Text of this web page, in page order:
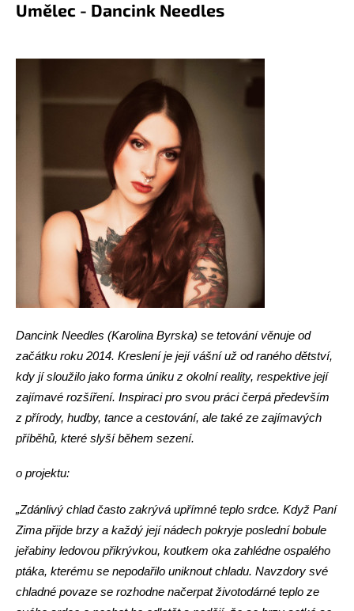
Umělec - Dancink Needles
Dancink Needles (Karolina Byrska) se tetování věnuje od
začátku roku 2014. Kreslení je její vášní už od raného dětství,
kdy jí sloužilo jako forma úniku z okolní reality, respektive její
zajímavé rozšíření. Inspiraci pro svou práci čerpá především
z přírody, hudby, tance a cestování, ale také ze zajímavých
příběhů, které slyší během sezení.
o projektu:
„Zdánlivý chlad často zakrývá upřímné teplo srdce. Když Paní
Zima přijde brzy a každý její nádech pokryje poslední bobule
jeřabiny ledovou přikrývkou, koutkem oka zahlédne ospalého
ptáka, kterému se nepodařilo uniknout chladu. Navzdory své
chladné povaze se rozhodne načerpat životodárné teplo ze